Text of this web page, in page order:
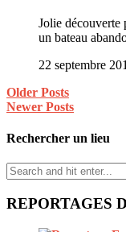
Jolie découverte
un bateau
22 septembre
Older Posts
Newer Posts
Rechercher un lieu
REPORTAGES